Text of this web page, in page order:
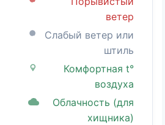
ветер
Слабый ветер или
штиль
Комфортная t°
воздуха
Облачность (для
хищника)